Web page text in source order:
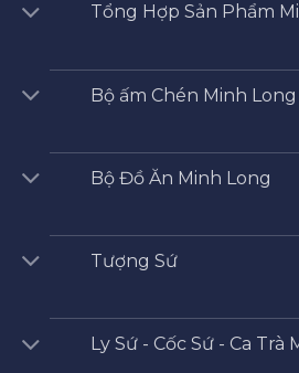
Tổng Hợp Sản Phẩm
Bộ ấm Chén Minh Long
Bộ Đồ Ăn Minh Long
Tượng Sứ
Ly Sứ - Cốc Sứ - Ca Trà